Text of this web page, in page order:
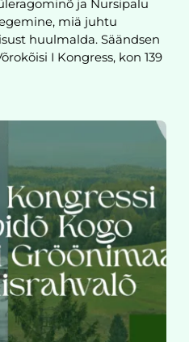
ja Nursipalu
miä juhtu
huulmalda. Säändsen
I Kongress, kon 139